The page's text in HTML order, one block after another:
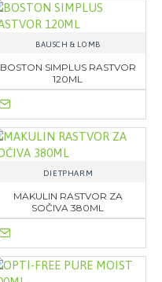
BAUSCH & LOMB
BOSTON SIMPLUS RASTVOR
120ML
DIETPHARM
MAKULIN RASTVOR ZA
SOČIVA 380ML